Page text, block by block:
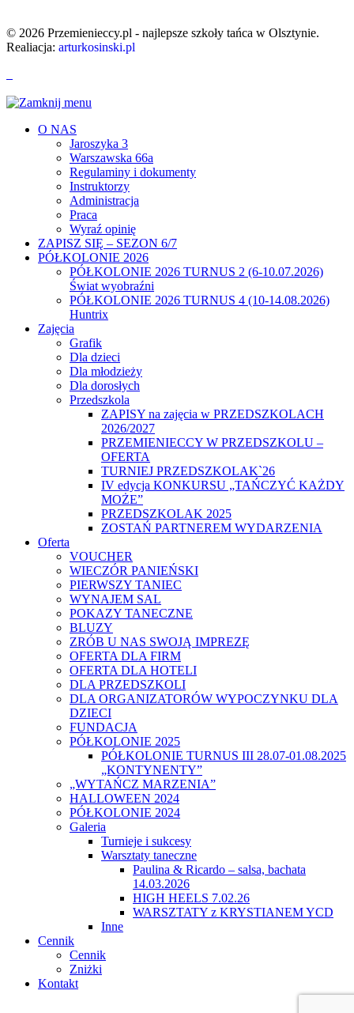
© 2026 Przemienieccy.pl - najlepsze szkoły tańca w Olsztynie.
Realiacja: arturkosinski.pl
O NAS
Jaroszyka 3
Warszawska 66a
Regulaminy i dokumenty
Instruktorzy
Administracja
Praca
Wyraź opinię
ZAPISZ SIĘ – SEZON 6/7
PÓŁKOLONIE 2026
PÓŁKOLONIE 2026 TURNUS 2 (6-10.07.2026)
Świat wyobraźni
PÓŁKOLONIE 2026 TURNUS 4 (10-14.08.2026)
Huntrix
Zajęcia
Grafik
Dla dzieci
Dla młodzieży
Dla dorosłych
Przedszkola
ZAPISY na zajęcia w PRZEDSZKOLACH
2026/2027
PRZEMIENIECCY W PRZEDSZKOLU –
OFERTA
TURNIEJ PRZEDSZKOLAK`26
IV edycja KONKURSU „TAŃCZYĆ KAŻDY
MOŻE”
PRZEDSZKOLAK 2025
ZOSTAŃ PARTNEREM WYDARZENIA
Oferta
VOUCHER
WIECZÓR PANIEŃSKI
PIERWSZY TANIEC
WYNAJEM SAL
POKAZY TANECZNE
BLUZY
ZRÓB U NAS SWOJĄ IMPREZĘ
OFERTA DLA FIRM
OFERTA DLA HOTELI
DLA PRZEDSZKOLI
DLA ORGANIZATORÓW WYPOCZYNKU DLA
DZIECI
FUNDACJA
PÓŁKOLONIE 2025
PÓŁKOLONIE TURNUS III 28.07-01.08.2025
„KONTYNENTY”
„WYTAŃCZ MARZENIA”
HALLOWEEN 2024
PÓŁKOLONIE 2024
Galeria
Turnieje i sukcesy
Warsztaty taneczne
Paulina & Ricardo – salsa, bachata
14.03.2026
HIGH HEELS 7.02.26
WARSZTATY z KRYSTIANEM YCD
Inne
Cennik
Cennik
Zniżki
Kontakt